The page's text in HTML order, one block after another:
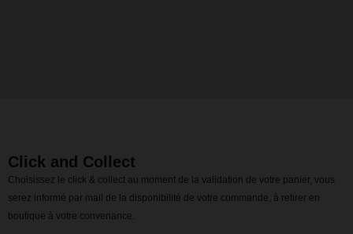
Click and Collect
Choisissez le click & collect au moment de la validation de votre panier, vous
serez informé par mail de la disponibilité de votre commande, à retirer en
boutique à votre convenance.